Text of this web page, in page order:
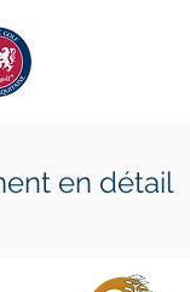
en détail